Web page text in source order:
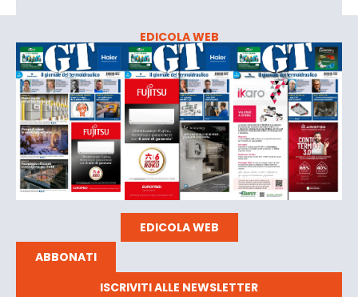
EDICOLA WEB
EDICOLA WEB
ABBONATI
ISCRIVITI ALLE NEWSLETTER